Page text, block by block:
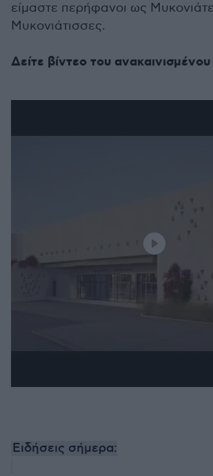
είμαστε περήφανοι ως
Μυκονιάτισσες.
Δείτε βίντεο του
Ειδήσεις σήμερα: